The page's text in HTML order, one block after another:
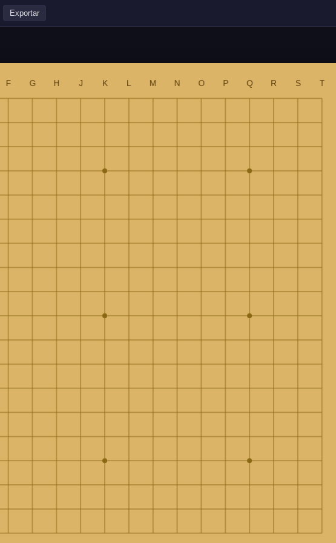
Exportar